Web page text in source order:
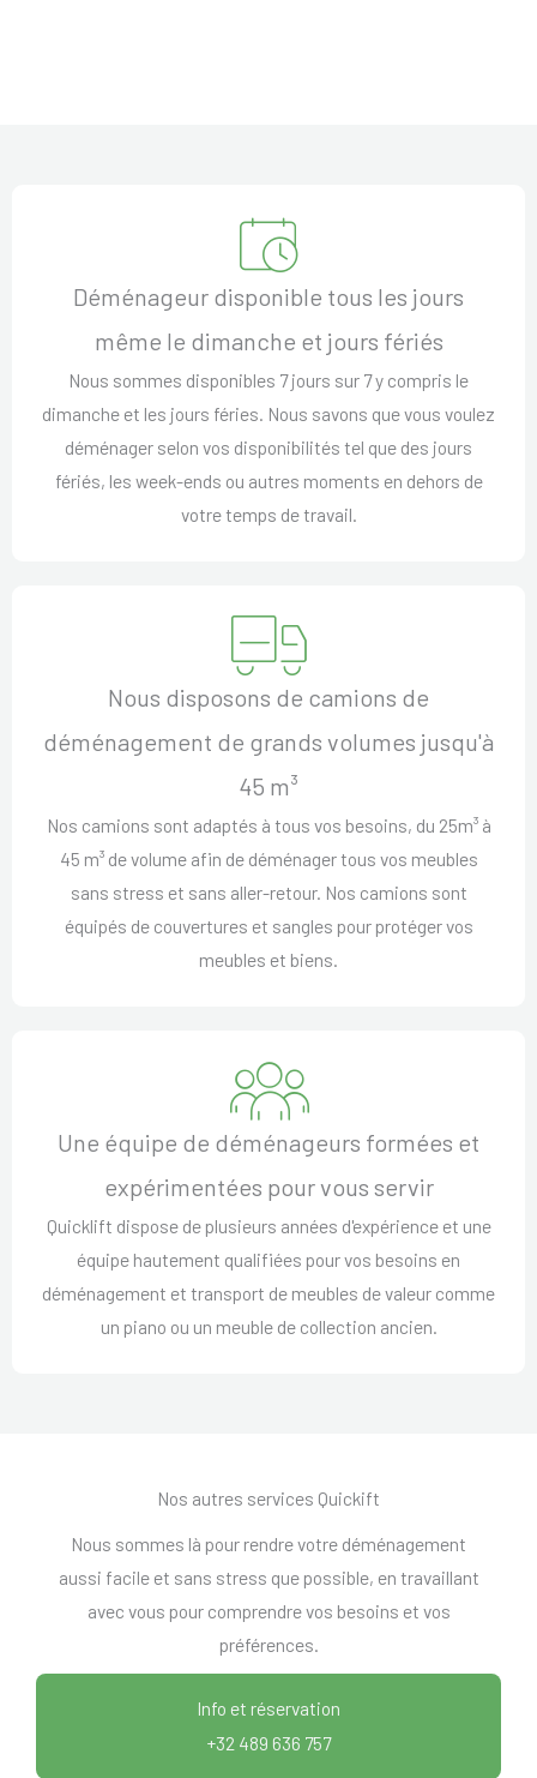
Déménageur disponible tous les jours
même le dimanche et jours fériés
Nous sommes disponibles 7 jours sur 7 y compris le
dimanche et les jours féries. Nous savons que vous voulez
déménager selon vos disponibilités tel que des jours
fériés, les week-ends ou autres moments en dehors de
votre temps de travail.
Nous disposons de camions de
déménagement de grands volumes jusqu'à
45 m³
Nos camions sont adaptés à tous vos besoins, du 25m³ à
45 m³ de volume afin de déménager tous vos meubles
sans stress et sans aller-retour. Nos camions sont
équipés de couvertures et sangles pour protéger vos
meubles et biens.
Une équipe de déménageurs formées et
expérimentées pour vous servir
Quicklift dispose de plusieurs années d'expérience et une
équipe hautement qualifiées pour vos besoins en
déménagement et transport de meubles de valeur comme
un piano ou un meuble de collection ancien.
Nos autres services Quickift
Nous sommes là pour rendre votre déménagement
aussi facile et sans stress que possible, en travaillant
avec vous pour comprendre vos besoins et vos
préférences.
Info et réservation
+32 489 636 757